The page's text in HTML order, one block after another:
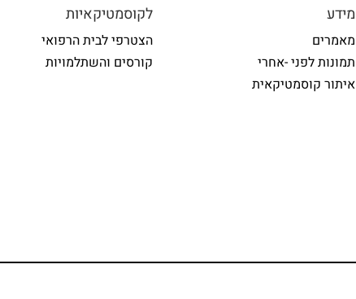
לקוסמטיקאיות
הצטרפי לבית הרפואי
קורסים והשתלמויות
מידע
מאמרים
תמונות לפני -אחרי
איתור קוסמטיקאית